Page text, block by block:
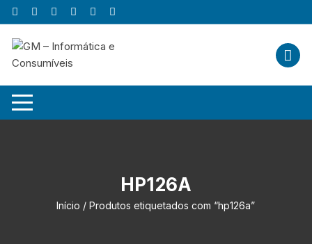
Skip
to
content
HP126A
Início / Produtos etiquetados com “hp126a”